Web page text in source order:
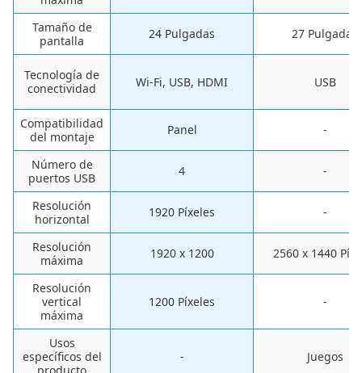
Tamaño de
pantalla
24 Pulgadas 27 Pulgadas
Tecnología de
conectividad
Wi-Fi, USB, HDMI USB
Compatibilidad
del montaje
‎Panel -
Número de
puertos USB
‎4 -
Resolución
horizontal
‎1920 Píxeles -
Resolución
máxima
‎1920 x 1200 ‎2560 x 1440
Resolución
vertical
máxima
‎1200 Píxeles -
Usos
específicos del
- Juegos